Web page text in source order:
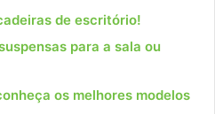
de escritório!
para a sala ou
os melhores modelos